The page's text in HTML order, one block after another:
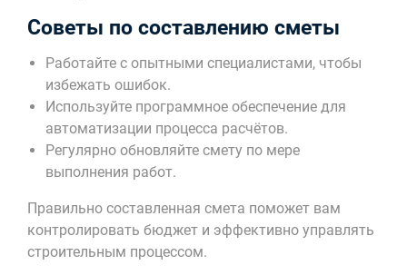
Советы по составлению сметы
Работайте с опытными специалистами, чтобы
избежать ошибок.
Используйте программное обеспечение для
автоматизации процесса расчётов.
Регулярно обновляйте смету по мере
выполнения работ.
Правильно составленная смета поможет вам
контролировать бюджет и эффективно управлять
строительным процессом.